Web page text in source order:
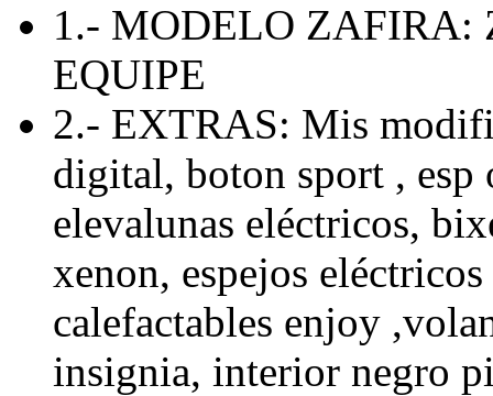
1.- MODELO ZAFIRA:
EQUIPE
2.- EXTRAS: Mis
digital, boton sport , esp
elevalunas eléctricos,
xenon, espejos
calefactables enjoy
insignia, interior negro